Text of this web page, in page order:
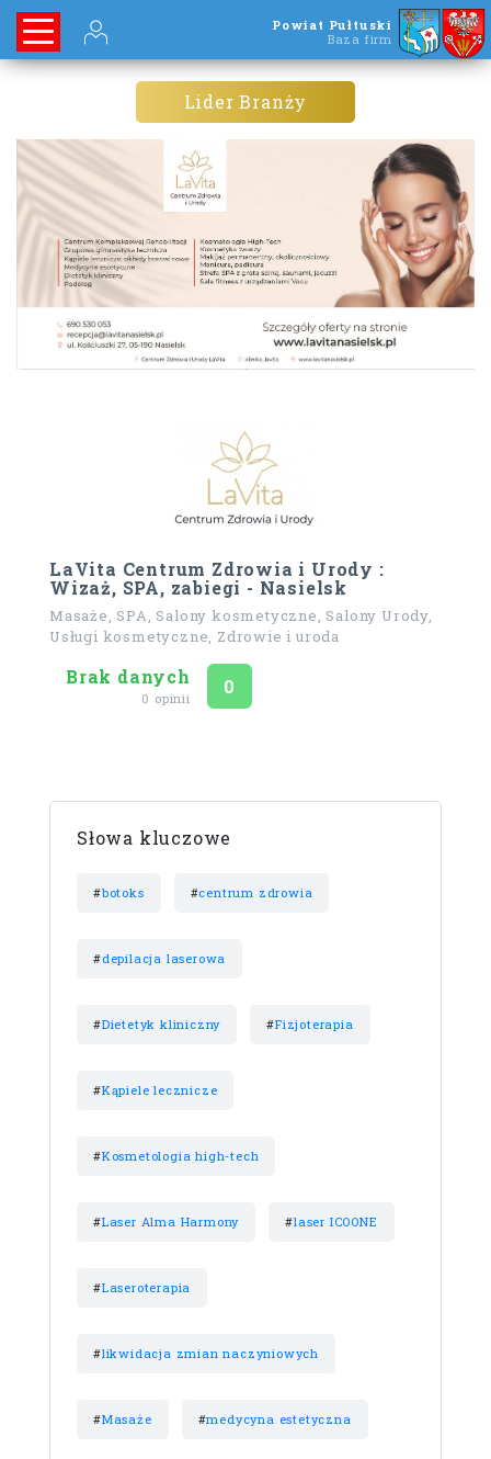
Powiat Pułtuski
Baza firm
Lider Branży
LaVita Centrum Zdrowia i Urody :
Wizaż, SPA, zabiegi - Nasielsk
Masaże, SPA, Salony kosmetyczne, Salony Urody,
Usługi kosmetyczne, Zdrowie i uroda
Brak danych
0 opinii
Ocena
0
Słowa kluczowe
#botoks #centrum zdrowia
#depilacja laserowa
#Dietetyk kliniczny #Fizjoterapia
#Kąpiele lecznicze
#Kosmetologia high-tech
#Laser Alma Harmony #laser ICOONE
#Laseroterapia
#likwidacja zmian naczyniowych
#Masaże #medycyna estetyczna